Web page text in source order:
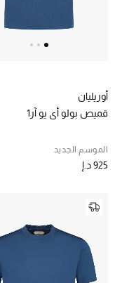
ركن أناقة المنتجعات
جميع إصدارتنا النسائية
تشكيلة المناسبات للنساء
الحب للمحلي
الملابس الرياضية النسائية
أوريليان
قميص بولو أي يو آر1
الموسم الجديد
925 د.إ